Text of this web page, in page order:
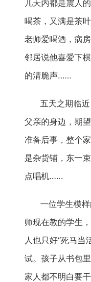
几天内都是震人
喝茶，又满是茶
老师爱喝酒，病
邻居说他喜爱下
的清脆声……
五天之期临
父亲的身边，期
准备后事，整个
是杂货铺，东一
点唱机……
一位学生模
师现在教的学生
人也只好“死马当
试。孩子从书包
家人都不明白要